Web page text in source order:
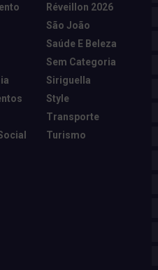
Réveillon 2026
São João
Saúde E Beleza
Sem Categoria
Siriguella
Style
Transporte
Turismo